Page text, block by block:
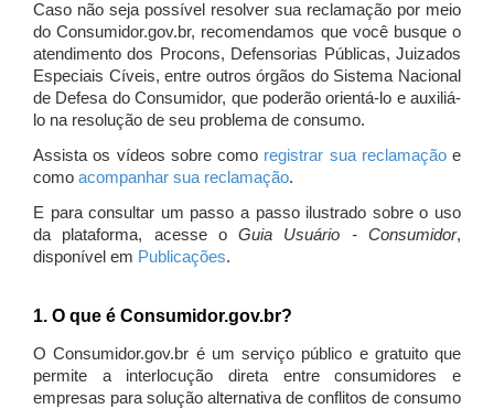
Caso não seja possível resolver sua reclamação por meio
do Consumidor.gov.br, recomendamos que você busque o
atendimento dos Procons, Defensorias Públicas, Juizados
Especiais Cíveis, entre outros órgãos do Sistema Nacional
de Defesa do Consumidor, que poderão orientá-lo e auxiliá-
lo na resolução de seu problema de consumo.
Assista os vídeos sobre como registrar sua reclamaçãoe
como acompanhar sua reclamação.
E para consultar um passo a passo ilustrado sobre o uso
da plataforma, acesse oGuia Usuário - Consumidor,
disponível em Publicações.
1. O que é Consumidor.gov.br?
O Consumidor.gov.br é um serviço público e gratuito que
permite a interlocução direta entre consumidores e
empresas para solução alternativa de conflitos de consumo